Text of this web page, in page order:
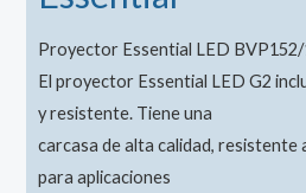
Proyector Essential LED BVP152/
El proyector Essential LED G2
y resistente. Tiene una
carcasa de alta calidad, resistente
para aplicaciones